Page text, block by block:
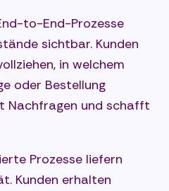
to-End-Prozesse
sichtbar. Kunden
in welchem
oder Bestellung
Nachfragen und schafft
Prozesse liefern
Kunden erhalten